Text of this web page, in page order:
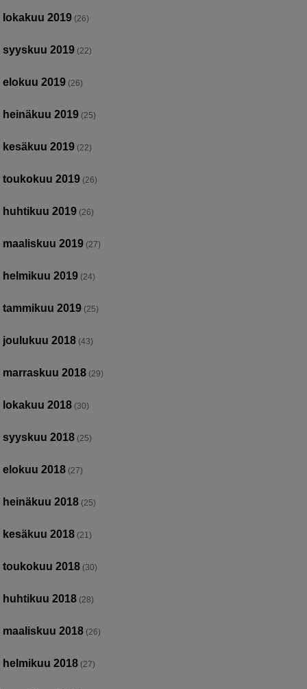
lokakuu 2019 (26)
syyskuu 2019 (22)
elokuu 2019 (26)
heinäkuu 2019 (25)
kesäkuu 2019 (22)
toukokuu 2019 (26)
huhtikuu 2019 (26)
maaliskuu 2019 (27)
helmikuu 2019 (24)
tammikuu 2019 (25)
joulukuu 2018 (43)
marraskuu 2018 (29)
lokakuu 2018 (30)
syyskuu 2018 (25)
elokuu 2018 (27)
heinäkuu 2018 (25)
kesäkuu 2018 (21)
toukokuu 2018 (30)
huhtikuu 2018 (28)
maaliskuu 2018 (26)
helmikuu 2018 (27)